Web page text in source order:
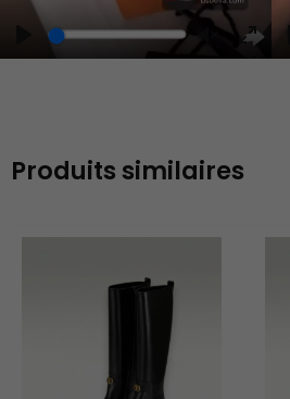
Play UnmuteEnter
Produits similaires